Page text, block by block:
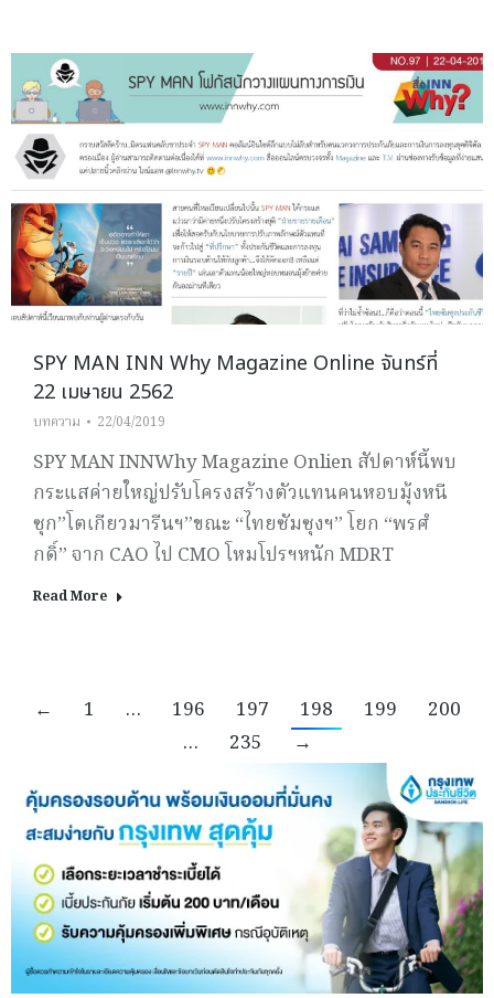
SPY MAN INN Why Magazine Online จันทร์ที่
22 เมษายน 2562
บทความ 22/04/2019
SPY MAN INNWhy Magazine Onlien สัปดาห์นี้พบ
กระแสค่ายใหญ่ปรับโครงสร้างตัวแทนคนหอบมุ้งหนี
ซุก”โตเกียวมารีนฯ”ขณะ “ไทยซัมซุงฯ” โยก “พรศํ
กดิ์” จาก CAO ไป CMO โหมโปรฯหนัก MDRT
Read More
← 1 … 196 197 198 199
200
…
235 →